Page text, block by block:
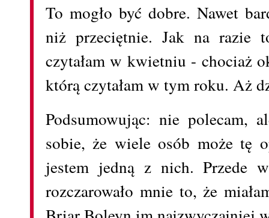
To mogło być dobre. Nawet
niż przeciętnie. Jak na razie
czytałam w kwietniu - chociaż
którą czytałam w tym roku. Aż
Podsumowując: nie polecam,
sobie, że wiele osób może tę
jestem jedną z nich. Przede
rozczarowało mnie to, że